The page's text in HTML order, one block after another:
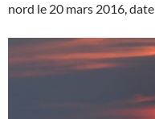
nord le 20 mars 2016,